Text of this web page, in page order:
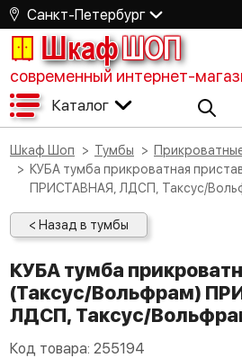
Санкт-Петербург
ШкафШОП
современный интернет-
Каталог
Шкаф Шоп Тумбы
КУБА тумба прикроватная приставная (Таксус/Вольфрам)
ПРИСТАВНАЯ, ЛДСП, Таксус/
< Назад в тумбы
КУБА тумба прикроватная приставная
(Таксус/Вольфрам)
ЛДСП, Таксус/
Код товара: 255194